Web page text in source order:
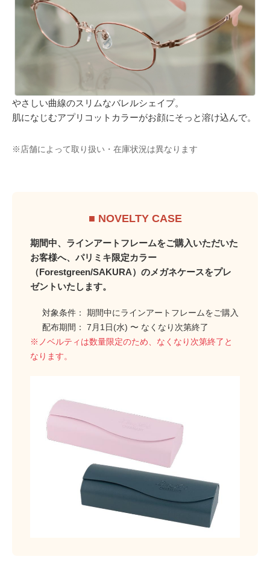
やさしい曲線のスリムなバレルシェイプ。
肌になじむアプリコットカラーがお顔にそっと溶け込んで。
※店舗によって取り扱い・在庫状況は異なります
■ NOVELTY CASE
期間中、ラインアートフレームをご購入いただいた
お客様へ、パリミキ限定カラー
（Forestgreen/SAKURA）のメガネケースをプレ
ゼントいたします。
対象条件： 期間中にラインアートフレームをご購入
配布期間： 7月1日(水) 〜 なくなり次第終了
※ノベルティは数量限定のため、なくなり次第終了と
なります。